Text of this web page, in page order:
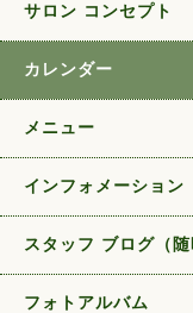
サロン コンセプト
カレンダー
メニュー
インフォメーション
スタッフ ブログ（随
フォトアルバム